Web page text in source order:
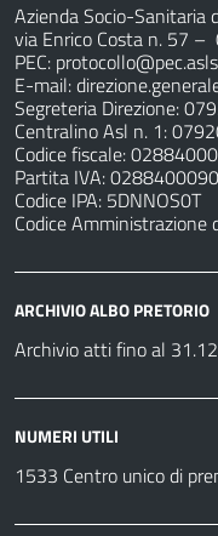
Azienda Socio-Sanitaria
via Enrico Costa n. 57 –
PEC:
E-mail:
Segreteria Direzione:
Centralino Asl n. 1:
Codice fiscale:
Partita IVA:
Codice IPA: 5DNNOS0T
Codice Amministrazione
ARCHIVIO ALBO PRETORIO
Archivio atti fino al
NUMERI UTILI
1533 Centro unico di